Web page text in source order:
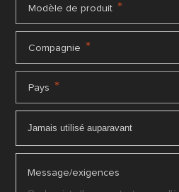
Modèle de produit *
Compagnie *
Pays *
Message/exigences